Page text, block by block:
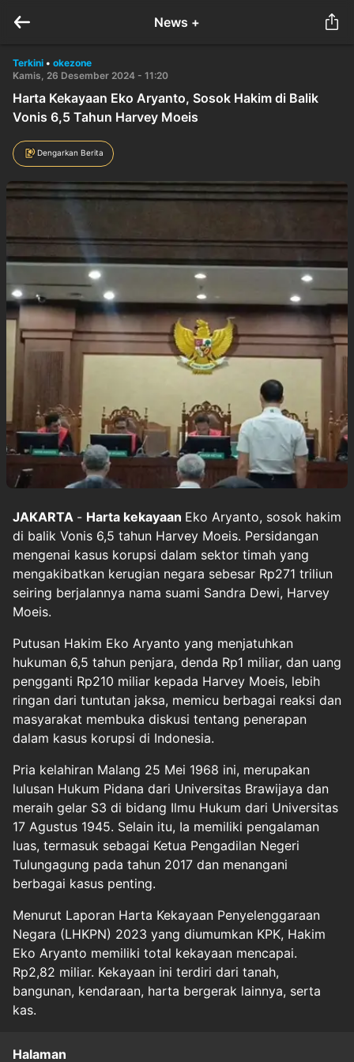
News +
Terkini • okezone
Kamis, 26 Desember 2024 - 11:20
Harta Kekayaan Eko Aryanto, Sosok Hakim di Balik
Vonis 6,5 Tahun Harvey Moeis
Dengarkan Berita
JAKARTA - Harta kekayaan Eko Aryanto, sosok hakim
di balik Vonis 6,5 tahun Harvey Moeis. Persidangan
mengenai kasus korupsi dalam sektor timah yang
mengakibatkan kerugian negara sebesar Rp271 triliun
seiring berjalannya nama suami Sandra Dewi, Harvey
Moeis.
Putusan Hakim Eko Aryanto yang menjatuhkan
hukuman 6,5 tahun penjara, denda Rp1 miliar, dan uang
pengganti Rp210 miliar kepada Harvey Moeis, lebih
ringan dari tuntutan jaksa, memicu berbagai reaksi dan
masyarakat membuka diskusi tentang penerapan
dalam kasus korupsi di Indonesia.
Pria kelahiran Malang 25 Mei 1968 ini, merupakan
lulusan Hukum Pidana dari Universitas Brawijaya dan
meraih gelar S3 di bidang Ilmu Hukum dari Universitas
17 Agustus 1945. Selain itu, Ia memiliki pengalaman
luas, termasuk sebagai Ketua Pengadilan Negeri
Tulungagung pada tahun 2017 dan menangani
berbagai kasus penting.
Menurut Laporan Harta Kekayaan Penyelenggaraan
Negara (LHKPN) 2023 yang diumumkan KPK, Hakim
Eko Aryanto memiliki total kekayaan mencapai.
Rp2,82 miliar. Kekayaan ini terdiri dari tanah,
bangunan, kendaraan, harta bergerak lainnya, serta
kas.
Halaman